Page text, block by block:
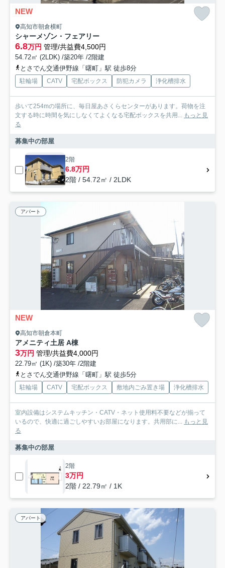
NEW
高知市朝倉横町
シャーメゾン・フェアリー
6.8万円 管理/共益費4,500円
54.72㎡ (2LDK) /築20年 /2階建
とさでん交通伊野線「曙町」駅 徒歩8分
駐輪場 CATV 宅配ボックス 防犯カメラ 浄化槽排水
歩いて254mの場所に、毎日屋あさくらセンターがあります。荷物を注
文する時に時間を気にしなくてよくなる宅配ボックスを共用... もっと見
る
募集中の部屋
2階
6.8万円
2階 / 54.72㎡ / 2LDK
アパート
NEW
高知市朝倉本町
アメニティ土居 A棟
3万円 管理/共益費4,000円
22.79㎡ (1K) /築30年 /2階建
とさでん交通伊野線「曙町」駅 徒歩5分
駐輪場 CATV 宅配ボックス 敷地内ごみ置き場 浄化槽排水
室内設備はシステムキッチン・CATV・ネット使用料不要などが揃って
いるので、快適に過ごしやすいお部屋になります。共用部に... もっと見
る
募集中の部屋
2階
3万円
2階 / 22.79㎡ / 1K
アパート